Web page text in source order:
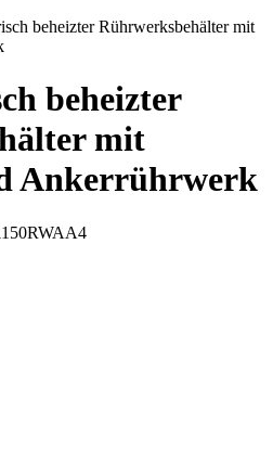
beheizter Rührwerksbehälter mit
beheizter
mit
Ankerrührwerk